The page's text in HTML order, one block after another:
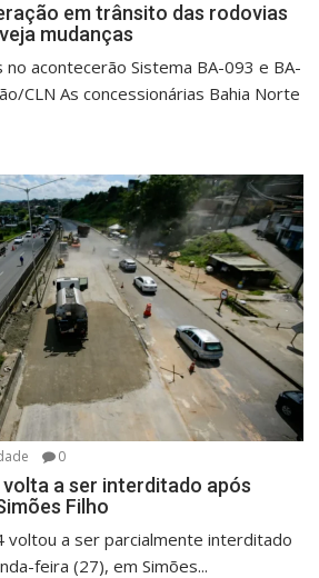
em trânsito das rodovias
mudanças
acontecerão Sistema BA-093 e BA-
CLN As concessionárias Bahia Norte
0
volta a ser interditado após
Filho
voltou a ser parcialmente interditado
feira (27), em Simões...